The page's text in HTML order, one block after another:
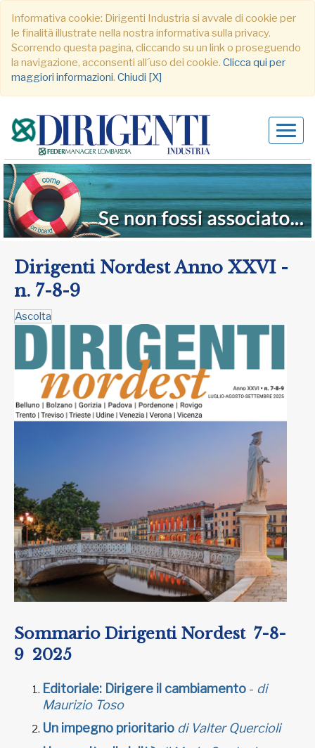
Informativa cookie: Dirigenti Industria si avvale di cookie per
le finalità illustrate nella nostra informativa sulla privacy.
Scorrendo questa pagina, cliccando su un link o proseguendo
la navigazione, acconsenti all´uso dei cookie. Clicca qui per
maggiori informazioni. Chiudi [X]
Dirigenti Nordest Anno XXVI -
n. 7-8-9
Ascolta
Sommario Dirigenti Nordest 7-8-
9 2025
Editoriale: Dirigere il cambiamento - di
Maurizio Toso
Un impegno prioritario di Valter Quercioli